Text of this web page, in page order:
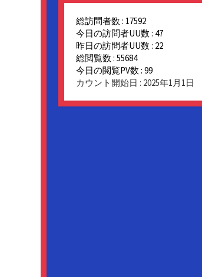
総訪問者数 : 17592
今日の訪問者UU数 : 47
昨日の訪問者UU数 : 22
総閲覧数 : 55684
今日の閲覧PV数 : 99
カウント開始日 : 2025年1月1日